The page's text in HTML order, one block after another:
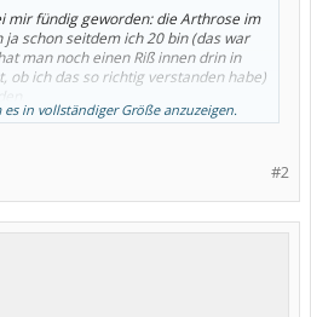
mir fündig geworden: die Arthrose im
ja schon seitdem ich 20 bin (das war
man noch einen Riß innen drin in
ob ich das so richtig verstanden habe)
mit dem Knie weggerutscht und habe
gegangen) und der wird mich dann
scheinbar operiert man
Arthrose hat. Aber dann sollen
es in vollständiger Größe anzuzeigen.
#2